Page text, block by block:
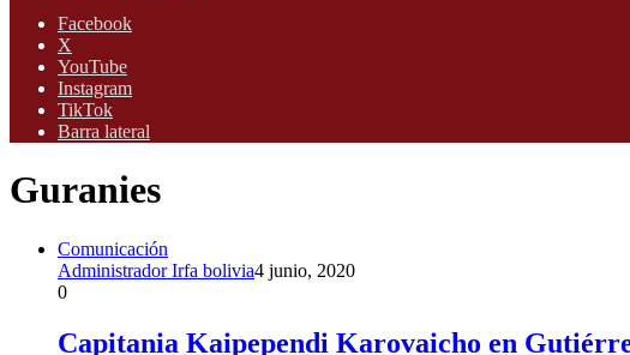
Facebook
X
YouTube
Instagram
TikTok
Barra lateral
Guranies
Comunicación
Administrador Irfa bolivia4 junio, 2020
0
Capitania Kaipependi Karovaicho en